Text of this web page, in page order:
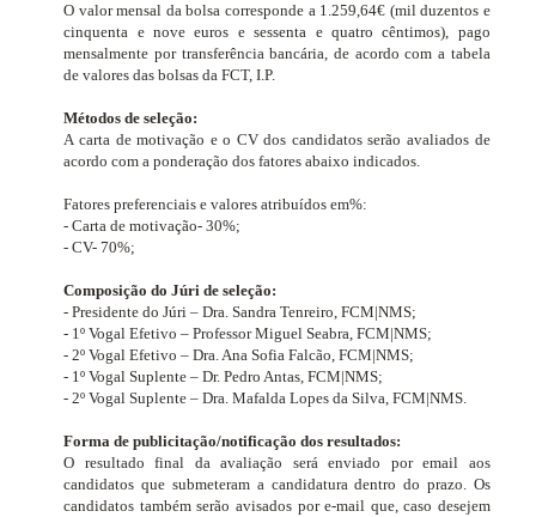
O valor mensal da bolsa corresponde a 1.259,64€ (mil duzentos e
cinquenta e nove euros e sessenta e quatro cêntimos), pago
mensalmente por transferência bancária, de acordo com a tabela
de valores das bolsas da FCT, I.P.
Métodos de seleção:
A carta de motivação e o CV dos candidatos serão avaliados de
acordo com a ponderação dos fatores abaixo indicados.
Fatores preferenciais e valores atribuídos em%:
- Carta de motivação- 30%;
- CV- 70%;
Composição do Júri de seleção:
- Presidente do Júri – Dra. Sandra Tenreiro, FCM|NMS;
- 1º Vogal Efetivo – Professor Miguel Seabra, FCM|NMS;
- 2º Vogal Efetivo – Dra. Ana Sofia Falcão, FCM|NMS;
- 1º Vogal Suplente – Dr. Pedro Antas, FCM|NMS;
- 2º Vogal Suplente – Dra. Mafalda Lopes da Silva, FCM|NMS.
Forma de publicitação/notificação dos resultados:
O resultado final da avaliação será enviado por email aos
candidatos que submeteram a candidatura dentro do prazo. Os
candidatos também serão avisados por e-mail que, caso desejem